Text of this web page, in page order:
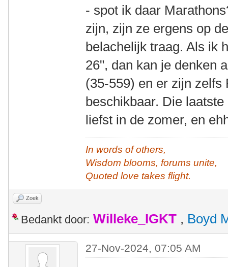
- spot ik daar
zijn, zijn ze ergens op
belachelijk traag. Als ik
26", dan kan je denken
(35-559) en er zijn zelfs
beschikbaar. Die
liefst in de zomer, en
In words of others,
Wisdom blooms, forums unite,
Quoted love takes flight.
Zoek
Bedankt door: Willeke_IGKT , Boyd
27-Nov-2024, 07:05 AM